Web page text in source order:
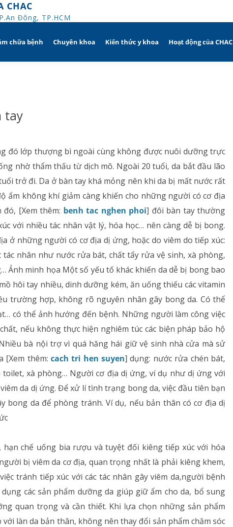
CHAC
Đông, TP.HCM
của người
chữa bệnh
CHAC
Chuyên khoa
Phục hồi chức năng Hô hấp
Dị ứng – Miễn dịch
Tim mạch
Rối loạn chuyển hóa
Tai – Mũi – Họng
Chẩn đoán hình ảnh
Xét nghiệm
Nhà thuốc
Kiến thức y khoa Hoạt động của CHAC
tay
đó lớp thượng bì ngoài cùng không được nuôi dưỡng trực
nhờ thẩm thấu từ dịch mô. Ngoài 20 tuổi, da bắt đầu lão
trở đi. Da ở bàn tay khá mỏng nên khi da bị mất nước rất
ẩm không khí giảm càng khiến cho những người có cơ địa
[Xem thêm: benh tac nghen phoi] đôi bàn tay thường
với nhiều tác nhân vật lý, hóa học… nên càng dễ bị bong.
ở những người có cơ địa dị ứng, hoặc do viêm do tiếp xúc:
nhân như nước rửa bát, chất tẩy rửa vệ sinh, xà phòng,
Ảnh minh họa Một số yếu tố khác khiến da dễ bị bong bao
hôi tay nhiều, dinh dưỡng kém, ăn uống thiếu các vitamin
trường hợp, không rõ nguyên nhân gây bong da. Có thể
có thể ảnh hướng đến bệnh. Những người làm công việc
nếu không thực hiện nghiêm túc các biện pháp bảo hộ
bà nội trợ vì quá hăng hái giữ vệ sinh nhà cửa mà sử
[Xem thêm: cach tri hen suyen] dụng: nước rửa chén bát,
toilet, xà phòng… Người cơ địa dị ứng, ví dụ như dị ứng với
da dị ứng. Để xử lí tình trạng bong da, việc đầu tiên bạn
bong da để phòng tránh. Ví dụ, nếu bản thân có cơ địa dị
hạn chế uống bia rượu và tuyệt đối kiêng tiếp xúc với hóa
bị viêm da cơ địa, quan trọng nhất là phải kiêng khem,
tránh tiếp xúc với các tác nhân gây viêm da,người bệnh
các sản phẩm dưỡng da giúp giữ ẩm cho da, bổ sung
quan trọng và cần thiết. Khi lựa chọn những sản phẩm
làn da bản thân, không nên thay đổi sản phẩm chăm sóc